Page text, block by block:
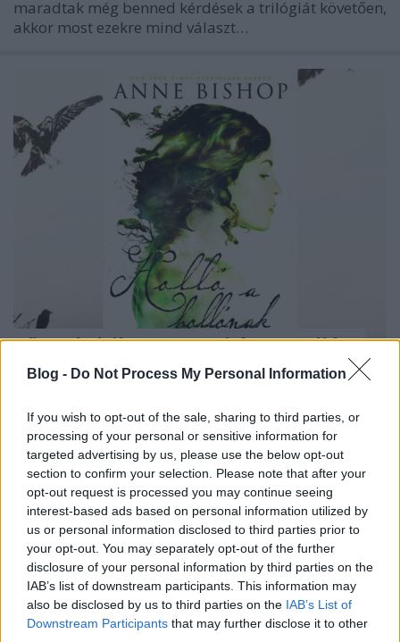
Blog - Do Not Process My Personal Information
If you wish to opt-out of the sale, sharing to third parties, or
processing of your personal or sensitive information for
targeted advertising by us, please use the below opt-out
section to confirm your selection. Please note that after your
opt-out request is processed you may continue seeing
interest-based ads based on personal information utilized by
us or personal information disclosed to third parties prior to
your opt-out. You may separately opt-out of the further
disclosure of your personal information by third parties on the
IAB’s list of downstream participants. This information may
also be disclosed by us to third parties on the IAB’s List of
Downstream Participants that may further disclose it to other
maradtak még benned kérdések a trilógiát követően,
akkor most ezekre mind választ…
Könyvkritika: Anne Bishop: Holló a
hollónak (2018)
fantasy
tonks•2018. június 28.
Anne Bishop urban fantasy könyvsorozata
folytatódik! Nagyon örülök, hogy leírhattam ezt a
mondatot, ugyanis a sorozat nyitó darabját igencsak
szerettem. A Holló a hollónak kapcsán főleg arra
voltam kíváncsi, hogy lesz-e annyira jó, mint a Vörös
betűkkel, kihasználja-e a benne…